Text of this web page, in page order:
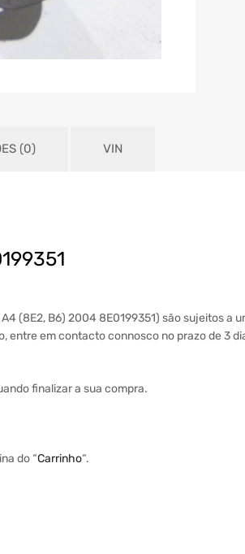
(0) VIN
(8E2, B6) 2004 8E0199351) são sujeitos a
entre em contacto connosco no prazo de 3
finalizar a sua compra.
do “Carrinho“.